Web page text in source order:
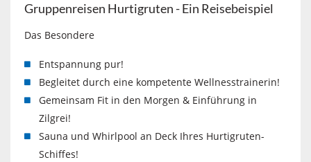
Gruppenreisen Hurtigruten - Ein Reisebeispiel
Das Besondere
Entspannung pur!
Begleitet durch eine kompetente Wellnesstrainerin!
Gemeinsam Fit in den Morgen & Einführung in
Zilgrei!
Sauna und Whirlpool an Deck Ihres Hurtigruten-
Schiffes!